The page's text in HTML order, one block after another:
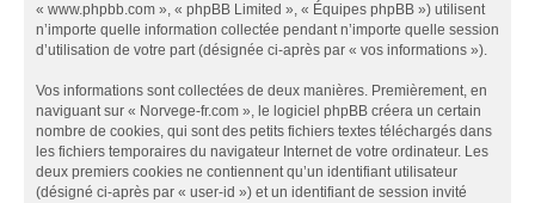
« www.phpbb.com », « phpBB Limited », « Équipes phpBB ») utilisent
n’importe quelle information collectée pendant n’importe quelle session
d’utilisation de votre part (désignée ci-après par « vos informations »).
Vos informations sont collectées de deux manières. Premièrement, en
naviguant sur « Norvege-fr.com », le logiciel phpBB créera un certain
nombre de cookies, qui sont des petits fichiers textes téléchargés dans
les fichiers temporaires du navigateur Internet de votre ordinateur. Les
deux premiers cookies ne contiennent qu’un identifiant utilisateur
(désigné ci-après par « user-id ») et un identifiant de session invité